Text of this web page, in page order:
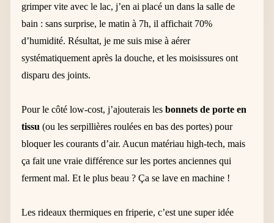
grimper vite avec le lac, j’en ai placé un dans la salle de
bain : sans surprise, le matin à 7h, il affichait 70%
d’humidité. Résultat, je me suis mise à aérer
systématiquement après la douche, et les moisissures ont
disparu des joints.
Pour le côté low-cost, j’ajouterais lesbonnets de porte en
tissu (ou les serpillières roulées en bas des portes) pour
bloquer les courants d’air. Aucun matériau high-tech, mais
ça fait une vraie différence sur les portes anciennes qui
ferment mal. Et le plus beau ? Ça se lave en machine !
Les rideaux thermiques en friperie, c’est une super idée